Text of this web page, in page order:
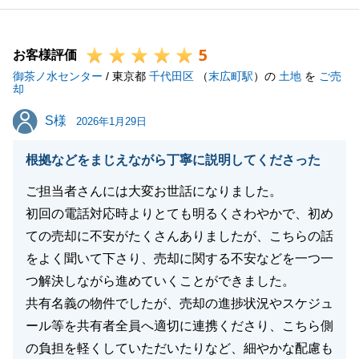
お客様評価 5
御茶ノ水センター / 東京都 千代田区 （末広町駅）の 土地 を ご売
却
S様
S様 2026年1月29日
根拠などをまじえながら丁寧に説明してくださった
ご担当者さんには大変お世話になりました。
初回の電話対応時よりとても明るくさわやかで、初め
ての売却に不安がたくさんありましたが、こちらの話
をよく聞いて下さり、売却に関する不安などを一つ一
つ解決しながら進めていくことができました。
共有名義の物件でしたが、売却の進捗状況やスケジュ
ール等を共有者全員へ適切に連携くださり、こちら側
の負担を軽くしていただいたりなど、細やかな配慮も